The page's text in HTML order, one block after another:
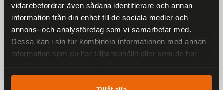
vidarebefordrar även sådana identifierare och annan
information från din enhet till de sociala medier och
annons- och analysföretag som vi samarbetar med.
Dessa kan i sin tur kombinera informationen med annan
information som du har tillhandahållit eller som de har
1-3 DAGAR LEVERANS
Inom Sverige med DHL
SÄKRA BETALNINGAR
Betalkort, Klarna eller Swish